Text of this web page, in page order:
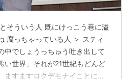
そういう人 既にけっこう巷に溢
腐っちゃっている人 ＞ スティ
中でしょうっちゅう吐き出して
い世界」それが21世紀もどんど
ますますロクデモナイことにな